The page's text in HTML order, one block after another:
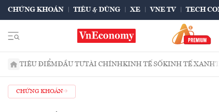
CHỨNG KHOÁN TIÊU & DÙNG XE VNE TV TECH
TIÊU ĐIỂMĐẦU TƯTÀI CHÍNHKINH TẾ SỐKINH TẾ XANH
CHỨNG KHOÁN